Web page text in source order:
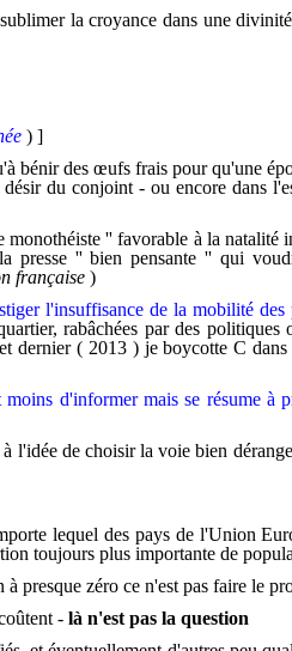
la croyance dans une
) ]
bénir des œufs frais pour qu'une
du conjoint - ou encore dans
'' favorable à la
presse '' bien pensante '' qui
française )
l'insuffisance de la mobilité des
rabâchées par des politiques
( 2013 ) je boycotte C
d'informer mais se résume à
l'idée de choisir la voie bien
lequel des pays de l'Union
toujours plus importante de
presque zéro ce n'est pas faire le
- là n'est pas la question